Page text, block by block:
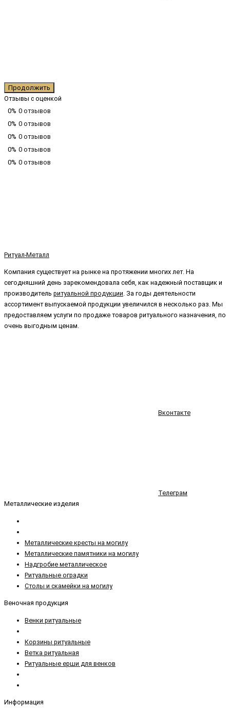
Продолжить
Отзывы с оценкой
0% 0 отзывов
0% 0 отзывов
0% 0 отзывов
0% 0 отзывов
0% 0 отзывов
Ритуал-Металл
Компания существует на рынке на протяжении многих лет. На
сегодняшний день зарекомендовала себя, как надежный поставщик и
производитель ритуальной продукции. За годы деятельности
ассортимент выпускаемой продукции увеличился в несколько раз. Мы
предоставляем услуги по продаже товаров ритуального назначения, по
очень выгодным ценам.
Вконтакте
Телеграм
Металлические изделия
Металлические кресты на могилу
Металлические памятники на могилу
Надгробие металлическое
Ритуальные оградки
Столы и скамейки на могилу
Веночная продукция
Венки ритуальные
Корзины ритуальные
Ветка ритуальная
Ритуальные ерши для венков
Информация